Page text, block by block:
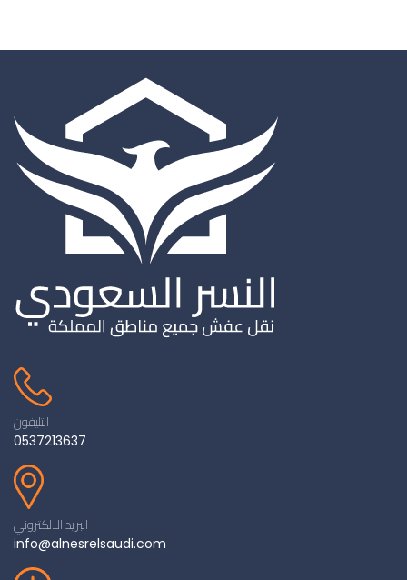
التليفون
0537213637
البريد الالكتروني
info@alnesrelsaudi.com